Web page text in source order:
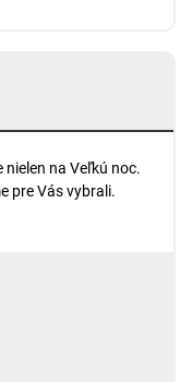
nielen na Veľkú noc.
pre Vás vybrali.